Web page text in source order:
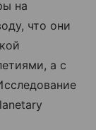
на
что они
а с